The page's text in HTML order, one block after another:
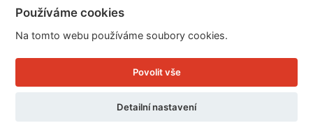
Používáme cookies
Na tomto webu používáme soubory cookies.
Povolit vše
Detailní nastavení